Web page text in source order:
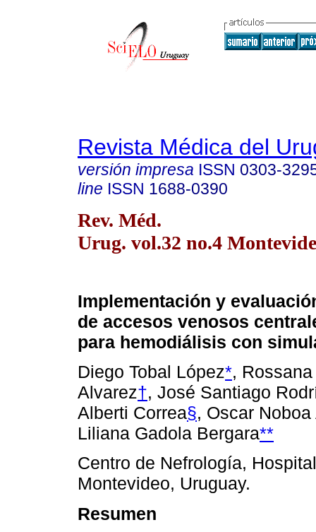
Revista Médica del
versión impresa ISSN 0303-
line ISSN 1688-0390
Rev. Méd.
Urug. vol.32 no.4
Implementación y
de accesos venosos
para hemodiálisis con
Diego Tobal López*,
Alvarez†, José Santiago
Alberti Correa§, Oscar
Liliana Gadola Bergara**
Centro de Nefrología,
Montevideo, Uruguay.
Resumen